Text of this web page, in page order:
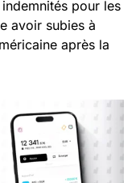
pour les
avoir subies à
après la